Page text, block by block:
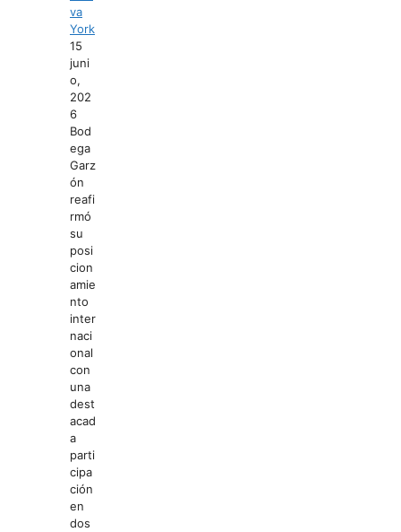
va
York
15
juni
o,
202
6
Bod
ega
Garz
ón
reafi
rmó
su
posi
cion
amie
nto
inter
naci
onal
con
una
dest
acad
a
parti
cipa
ción
en
dos